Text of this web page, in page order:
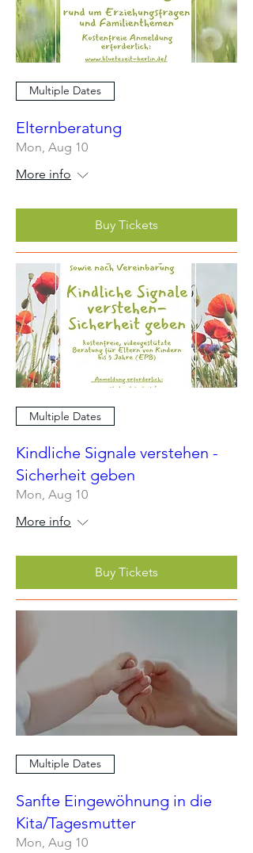
Multiple Dates
Elternberatung
Mon, Aug 10
More info
Buy Tickets
Multiple Dates
Kindliche Signale verstehen -
Sicherheit geben
Mon, Aug 10
More info
Buy Tickets
Multiple Dates
Sanfte Eingewöhnung in die
Kita/Tagesmutter
Mon, Aug 10